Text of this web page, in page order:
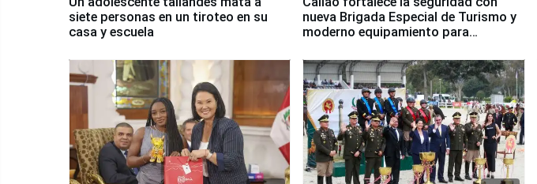
siete personas en un tiroteo en su
casa y escuela
nueva Brigada Especial de Turismo y
moderno equipamiento para